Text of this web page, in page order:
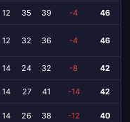
12 35 39 -4 46
12 32 36 -4 46
14 24 32 -8 42
14 27 41 -14 42
14 26 38 -12 40